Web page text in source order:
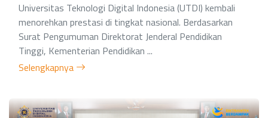
Universitas Teknologi Digital Indonesia (UTDI) kembali
menorehkan prestasi di tingkat nasional. Berdasarkan
Surat Pengumuman Direktorat Jenderal Pendidikan
Tinggi, Kementerian Pendidikan ...
Selengkapnya